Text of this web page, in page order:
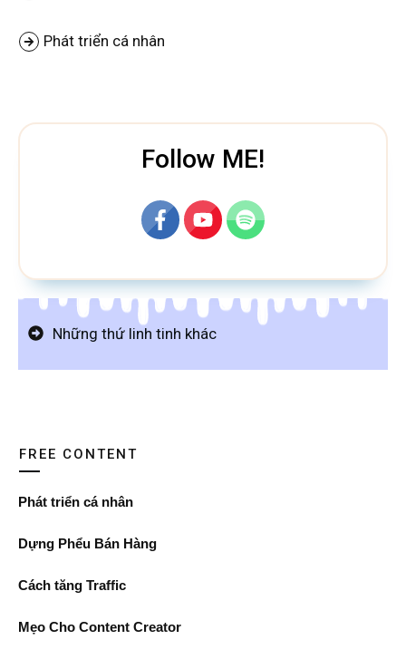
Phát triển cá nhân
Follow ME!
Những thứ linh tinh khác
FREE CONTENT
Phát triển cá nhân
Dựng Phểu Bán Hàng
Cách tăng Traffic
Mẹo Cho Content Creator